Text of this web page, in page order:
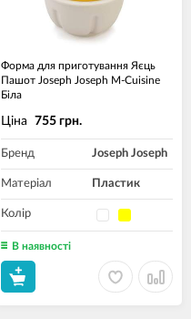
Форма для приготування Яєць
Пашот Joseph Joseph M-Cuisine
Біла
Ціна 755 грн.
Бренд Joseph Joseph
Матеріал Пластик
Колір
В наявності